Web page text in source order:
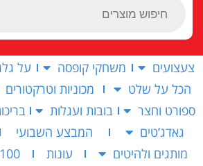
צעצועים משחקי קופסה על
הכל על שלט
מכוניות וטרקטורים
ספורט וחצר
בובות ועגלות
גאדג’טים
המבצע השבועי
מותגים ולהיטים
עונות 100 ההצעות הנבחרות